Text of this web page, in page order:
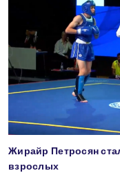
Жирайр Петросян
взрослых